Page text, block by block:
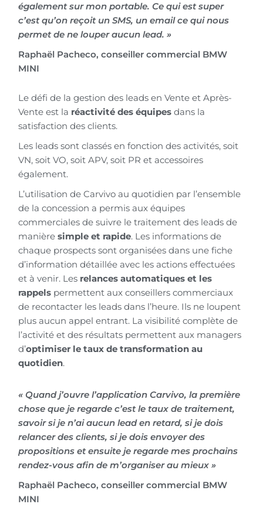
également sur mon portable. Ce qui est super
c’est qu’on reçoit un SMS, un email ce qui nous
permet de ne louper aucun lead. »
Raphaël Pacheco, conseiller commercial BMW
MINI
Le défi de la gestion des leads en Vente et Après-
Vente est la réactivité des équipes dans la
satisfaction des clients.
Les leads sont classés en fonction des activités, soit
VN, soit VO, soit APV, soit PR et accessoires
également.
L’utilisation de Carvivo au quotidien par l’ensemble
de la concession a permis aux équipes
commerciales de suivre le traitement des leads de
manièresimple et rapide. Les informations de
chaque prospects sont organisées dans une fiche
d’information détaillée avec les actions effectuées
et à venir. Les relances automatiques et les
rappels permettent aux conseillers commerciaux
de recontacter les leads dans l’heure. Ils ne loupent
plus aucun appel entrant. La visibilité complète de
l’activité et des résultats permettent aux managers
d’optimiser le taux de transformation au
quotidien.
« Quand j’ouvre l’application Carvivo, la première
chose que je regarde c’est le taux de traitement,
savoir si je n’ai aucun lead en retard, si je dois
relancer des clients, si je dois envoyer des
propositions et ensuite je regarde mes prochains
rendez-vous afin de m’organiser au mieux »
Raphaël Pacheco, conseiller commercial BMW
MINI